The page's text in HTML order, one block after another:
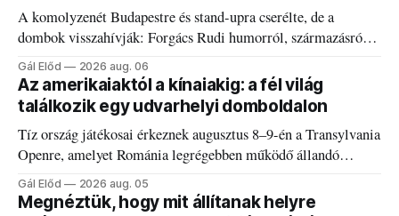
A komolyzenét Budapestre és stand-upra cserélte, de a
dombok visszahívják: Forgács Rudi humorról, származásról
és határokról.
Gál Előd 2026 aug. 06
Az amerikaiaktól a kínaiakig: a fél világ
találkozik egy udvarhelyi domboldalon
Tíz ország játékosai érkeznek augusztus 8–9-én a Transylvania
Openre, amelyet Románia legrégebben működő állandó
discgolfpályáján rendeznek meg.
Gál Előd 2026 aug. 05
Megnéztük, hogy mit állítanak helyre